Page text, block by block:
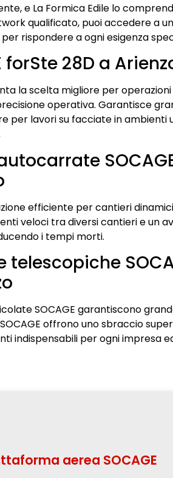
e La Formica Edile lo
qualificato, puoi accedere a
rispondere a ogni esigenza
28D a
la scelta migliore per operazioni
operativa. Garantisce
per lavori su facciate in ambienti
efficiente per cantieri
veloci tra diversi cantieri e un
i tempi morti.
SOCAGE garantiscono
offrono uno sbraccio
indispensabili per ogni impresa
aerea SOCAGE